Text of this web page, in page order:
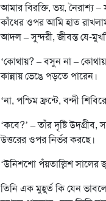
আমার বিরক্তি, ভয়, নৈরাশ্য
কাঁধের ওপর আমি হাত
আদল – সুন্দরী, জীবন্ত যে-
‘কোথায়? – বসুন না –
কান্নায় ভেঙে পড়তে পারেন।
‘না, পশ্চিম ফ্রন্টে, বন্দী
‘কবে?’ – তাঁর দৃষ্টি
উত্তরের ওপর নির্ভর করছে।
‘উনিশশো পঁয়তাল্লিশ সালের
তিনি এক মুহূর্ত কি যেন